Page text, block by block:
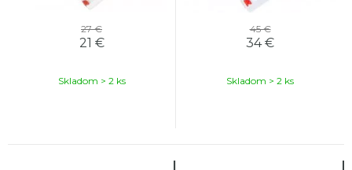
27 €
21 €
Skladom > 2 ks
45 €
34 €
Skladom > 2 ks